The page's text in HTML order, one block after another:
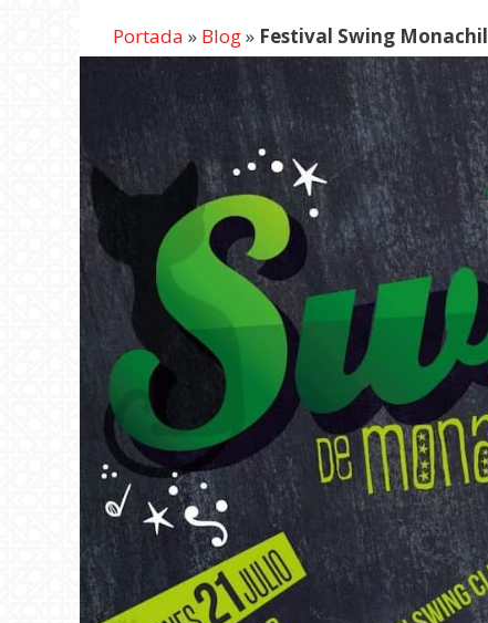
Portada » Blog» Festival Swing Monachil